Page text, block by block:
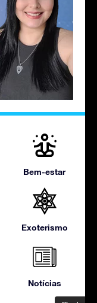
Bem-estar
Exoterismo
Notícias